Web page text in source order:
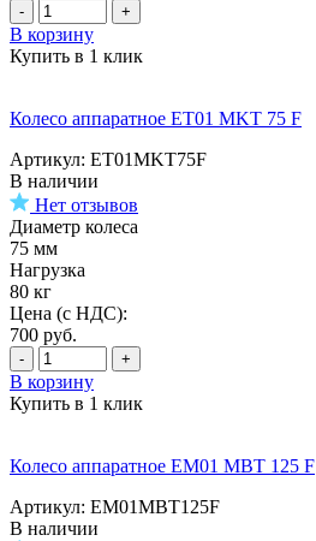
- +
В корзину
Купить в 1 клик
Колесо аппаратное ET01 MKT 75 F
Артикул: ET01MKT75F
В наличии
Нет отзывов
Диаметр колеса
75 мм
Нагрузка
80 кг
Цена (с НДС):
700 руб.
- +
В корзину
Купить в 1 клик
Колесо аппаратное EM01 MBT 125 F
Артикул: EM01MBT125F
В наличии